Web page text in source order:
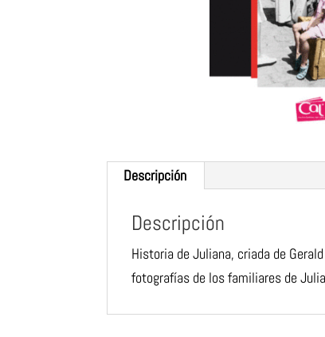
Descripción
Descripción
Historia de Juliana, criada de
fotografías de los familiares de